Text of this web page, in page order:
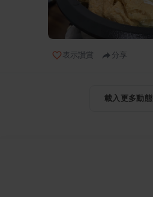
表示讚賞 分享
載入更多動態